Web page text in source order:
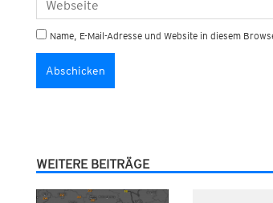
Name, E-Mail-Adresse und Website in diesem
WEITERE BEITRÄGE